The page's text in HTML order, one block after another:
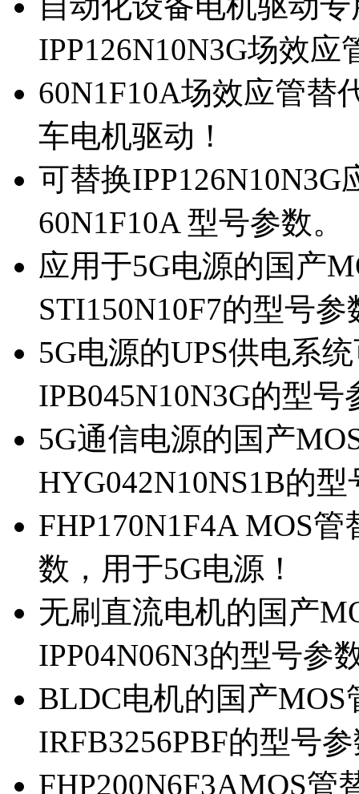
IPP126N10N3G场效应
60N1F10A场效应管替
车电机驱动！
可替换
60N1F10A 型号参数。
应用于5G电源的国产
STI150N10F7的型号参
5G电源的UPS供电系
IPB045N10N3G的型号
5G通信电源的国产
HYG042N10NS1B的
FHP170N1F4A MOS
数，用于5G电源！
无刷直流电机的国产
IPP04N06N3的型号参
BLDC电机的国产MOS
IRFB3256PBF的型号
FHP200N6F3AMOS管